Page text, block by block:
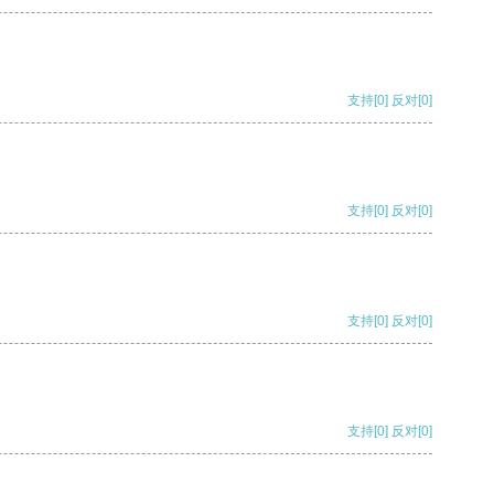
支持[0] 反对[0]
支持[0] 反对[0]
支持[0] 反对[0]
支持[0] 反对[0]